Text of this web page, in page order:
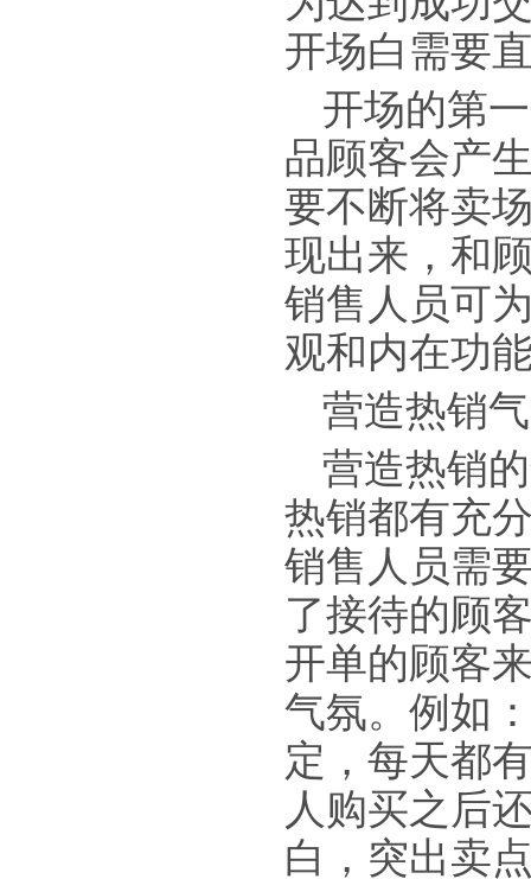
开场白需要
开场的第
品顾客会产
要不断将卖
现出来，和
销售人员可
观和内在功
营造热销
营造热销
热销都有充
销售人员需
了接待的顾
开单的顾客
气氛。例如
定，每天都
人购买之后
白，突出卖